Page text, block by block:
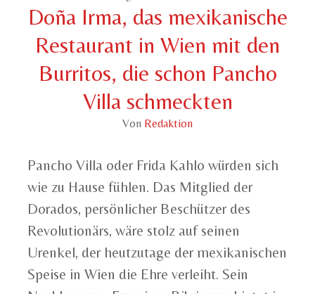
Doña Irma, das mexikanische
Restaurant in Wien mit den
Burritos, die schon Pancho
Villa schmeckten
Von Redaktion
Pancho Villa oder Frida Kahlo würden sich
wie zu Hause fühlen. Das Mitglied der
Dorados, persönlicher Beschützer des
Revolutionärs, wäre stolz auf seinen
Urenkel, der heutzutage der mexikanischen
Speise in Wien die Ehre verleiht. Sein